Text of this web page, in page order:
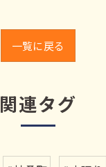
一覧に戻る
関連タグ